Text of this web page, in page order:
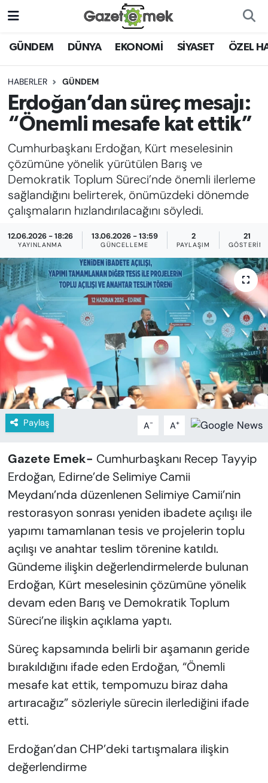
GÜNDEM DÜNYA EKONOMİ SİYASET ÖZEL
HABERLER GÜNDEM
Erdoğan’dan süreç mesajı:
“Önemli mesafe kat ettik”
Cumhurbaşkanı Erdoğan, Kürt meselesinin
çözümüne yönelik yürütülen Barış ve
Demokratik Toplum Süreci’nde önemli ilerleme
sağlandığını belirterek, önümüzdeki dönemde
çalışmaların hızlandırılacağını söyledi.
12.06.2026 - 18:26
YAYINLANMA
13.06.2026 - 13:59
GÜNCELLEME
2
PAYLAŞIM
21
GÖSTERIM
Paylaş A- A+
Gazete Emek- Cumhurbaşkanı Recep Tayyip
Erdoğan, Edirne’de Selimiye Camii
Meydanı’nda düzenlenen Selimiye Camii’nin
restorasyon sonrası yeniden ibadete açılışı ile
yapımı tamamlanan tesis ve projelerin toplu
açılışı ve anahtar teslim törenine katıldı.
Gündeme ilişkin değerlendirmelerde bulunan
Erdoğan, Kürt meselesinin çözümüne yönelik
devam eden Barış ve Demokratik Toplum
Süreci’ne ilişkin açıklama yaptı.
Süreç kapsamında belirli bir aşamanın geride
bırakıldığını ifade eden Erdoğan, “Önemli
mesafe kat ettik, tempomuzu biraz daha
artıracağız” sözleriyle sürecin ilerlediğini ifade
etti.
Erdoğan’dan CHP’deki tartışmalara ilişkin
değerlendirme
DÜNYA
EKONOMİ
EMEK HABERLERİ
GAZETECİLİĞİNİ GELİŞTİRMEK
FAYDALI BİLGİLER
GÜNDEM
EĞİTİM
KADIN
SAĞLIK
SPOR
KÜLTÜR-SANAT
MAGAZİN
ÖZEL HABER
YAZAR KÖŞESİ
SİYASET
VAN VE DİYARBAKIR HABERLERİ
Nöbetçi Eczaneler
Hava Durumu
İstanbul Namaz Vakitleri
Süper Lig Puan Durumu ve Fikstür
Tüm Manşetler
Son Dakika Haberleri
Haber Arşivi